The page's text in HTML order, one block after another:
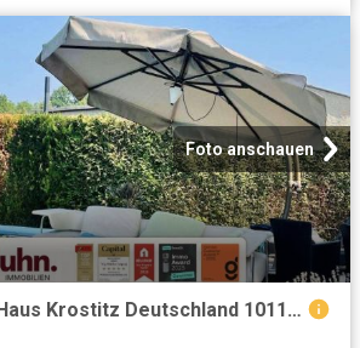
Foto anschauen
7 Schlafzimmer Haus Krostitz Deutschland 101195935